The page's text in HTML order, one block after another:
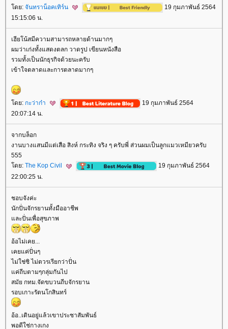
ดย: จันทราน็อคเทิร์น
19 กุมภาพันธ์ 2564
15:15:06 น.
เฮียโน้สมีความสามารถหลายด้านมากๆ
ผมว่าเก่งทั้งแสดงตลก วาดรูป เขียนหนังสือ
รวมทั้งเป็นนักธุรกิจด้วยนะครับ
เข้าใจตลาดและการตลาดมากๆ
ดย: กะว่าก๋า
19 กุมภาพันธ์ 2564
20:07:14 น.
จากบล็อก
งานบางแสนมีแต่เสือ สิงห์ กระทิง จริง ๆ ครับพี่ ส่วนผมเป็นลูกแมวเหมียวครับ
555
ดย: The Kop Civil
19 กุมภาพันธ์ 2564
22:00:25 น.
ชอบจังค่ะ
นักปั่นจักรยานทั้งมืออาชีพ
ละปั่นเพื่อสุขภาพ
อ้อไม่เคย...
เคยแค่ปั่นๆ
ไม่ใช่ซิ ไม่ตวรเรียกว่าปั่น
ค่ถีบตามๆกลุ่มกันไป
สมัย กทม.จัดขบวนถีบจักรยาน
รอบเกาะรัตนโกสินทร์
อ้อ..เดินอยู่แล้วเขาประชาสัมพันธ์
พอดีใช่กางเกง